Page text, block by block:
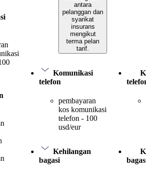
antara
pelanggan dan
syarikat
insurans
mengikut
terma pelan
tarif.
Komunikasi
telefon
pembayaran
kos komunikasi
telefon - 100
usd/eur
Kehilangan
bagasi